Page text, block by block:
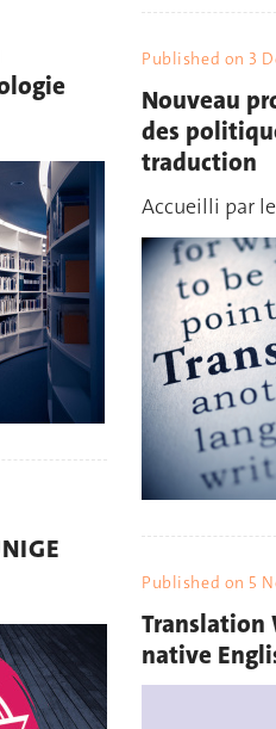
Published on 3
Nouveau
des
traduction
Accueilli par
Published on 5
Translation
native